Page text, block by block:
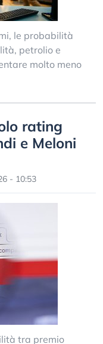
le probabilità
petrolio e
molto meno
rating
e Meloni
- 10:53
tra premio